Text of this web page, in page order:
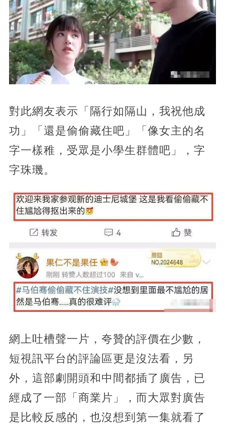
對此網友表示「隔行如隔山，我祝他成
功」「還是偷偷藏住吧」「像女主的名
字一樣稚，受眾是小學生群體吧」，字
字珠璣。
網上吐槽聲一片，夸贊的評價在少數，
短視訊平台的評論區更是沒法看，另
外，這部劇開頭和中間都插了廣告，已
經成了一部「商業片」，而大眾對廣告
是比較反感的，也沒想到第一集就看了